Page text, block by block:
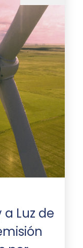
a Luz de